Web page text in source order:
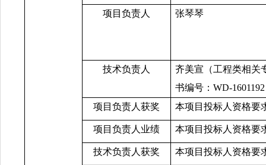
项目负责人 张琴琴
技术负责人
齐美宣（工程类相关
书编号：WD-
项目负责人获奖
本项目投标人资格要
项目负责人业绩 本项目投标人资格要
技术负责人获奖 本项目投标人资格要